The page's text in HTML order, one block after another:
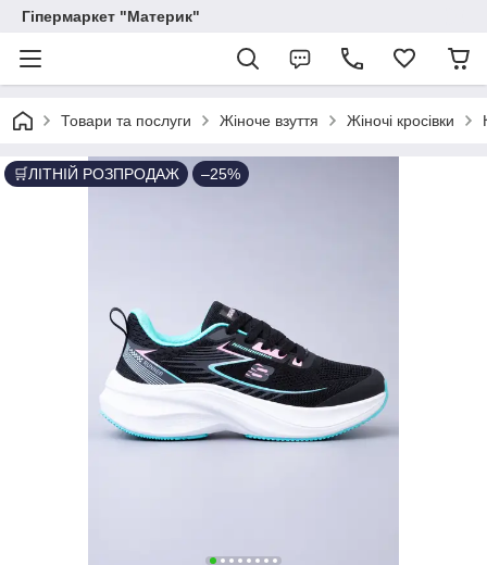
Гіпермаркет "Материк"
Товари та послуги Жіноче взуття Жіночі кросівки
🛒ЛІТНІЙ РОЗПРОДАЖ –25%